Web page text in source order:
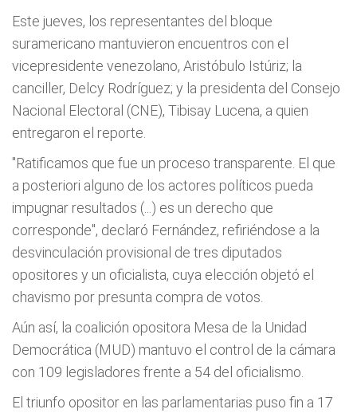
Este jueves, los representantes del bloque
suramericano mantuvieron encuentros con el
vicepresidente venezolano, Aristóbulo Istúriz; la
canciller, Delcy Rodríguez; y la presidenta del Consejo
Nacional Electoral (CNE), Tibisay Lucena, a quien
entregaron el reporte.
"Ratificamos que fue un proceso transparente. El que
a posteriori alguno de los actores políticos pueda
impugnar resultados (...) es un derecho que
corresponde", declaró Fernández, refiriéndose a la
desvinculación provisional de tres diputados
opositores y un oficialista, cuya elección objetó el
chavismo por presunta compra de votos.
Aún así, la coalición opositora Mesa de la Unidad
Democrática (MUD) mantuvo el control de la cámara
con 109 legisladores frente a 54 del oficialismo.
El triunfo opositor en las parlamentarias puso fin a 17